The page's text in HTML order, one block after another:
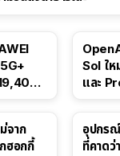
Sol ให
และ
จาก
ฮอกกี้
อุปกร
ที่คาดว่